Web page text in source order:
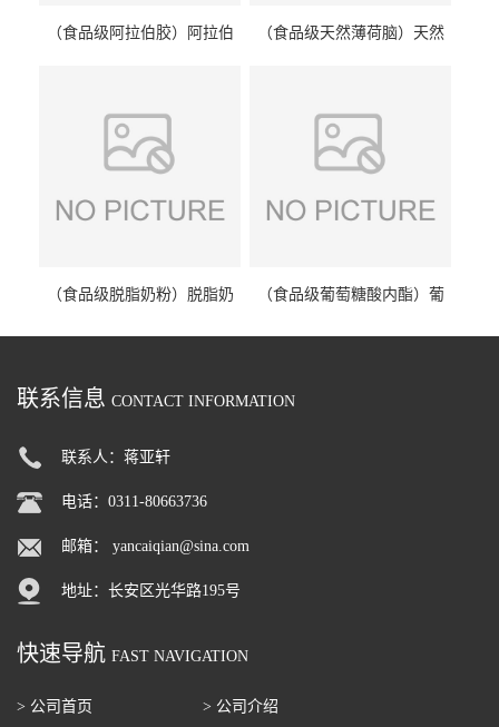
（食品级阿拉伯胶）阿拉伯
（食品级天然薄荷脑）天然
（食品级脱脂奶粉）脱脂奶
（食品级葡萄糖酸内酯）葡
联系信息 CONTACT INFORMATION
联系人：蒋亚轩
电话：0311-80663736
邮箱： yancaiqian@sina.com
地址：长安区光华路195号
快速导航 FAST NAVIGATION
> 公司首页 > 公司介绍